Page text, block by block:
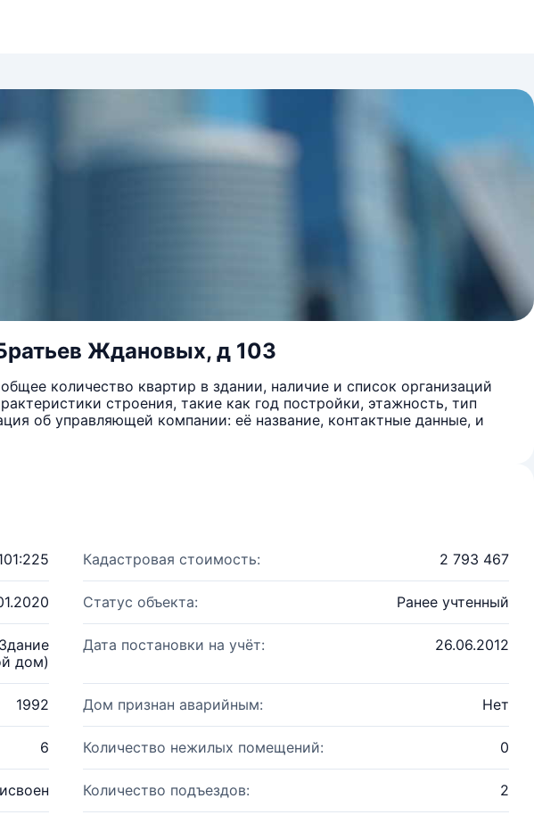
Ждановых, д 103
количество квартир в здании, наличие и список организаций
строения, такие как год постройки, этажность, тип
об управляющей компании: её название, контактные данные, и
Кадастровая стоимость: 2 793 467
Статус объекта: Ранее учтенный
дом)
Дата постановки на учёт: 26.06.2012
1992 Дом признан аварийным: Нет
6 Количество нежилых помещений: 0
Количество подъездов: 2